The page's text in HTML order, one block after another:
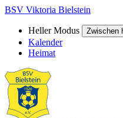
BSV Viktoria Bielstein
Heller Modus Zwischen
Kalender
Heimat